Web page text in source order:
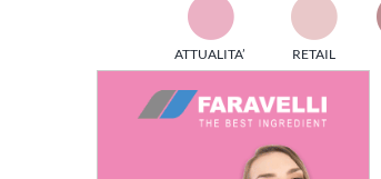
ATTUALITA’ RETAIL